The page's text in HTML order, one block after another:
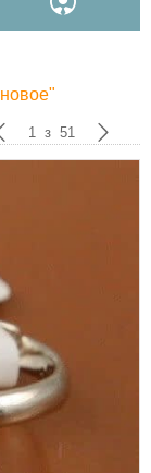
1 з 51